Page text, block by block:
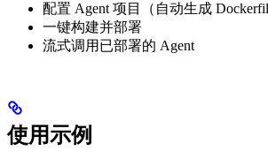
配置 Agent 项目（自动生成
一键构建并部署
流式调用已部署的 Agent
使用示例